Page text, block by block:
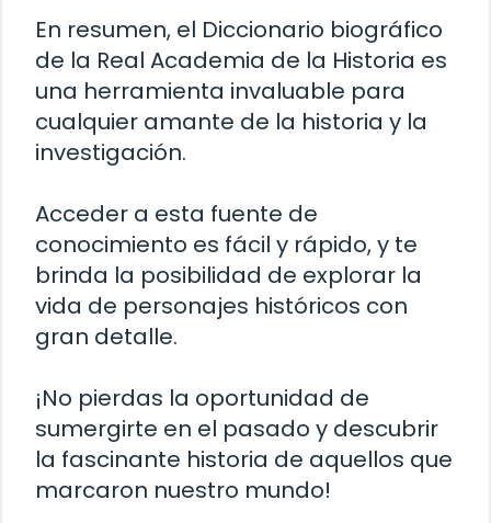
En resumen, el Diccionario biográfico
de la Real Academia de la Historia es
una herramienta invaluable para
cualquier amante de la historia y la
investigación.
Acceder a esta fuente de
conocimiento es fácil y rápido, y te
brinda la posibilidad de explorar la
vida de personajes históricos con
gran detalle.
¡No pierdas la oportunidad de
sumergirte en el pasado y descubrir
la fascinante historia de aquellos que
marcaron nuestro mundo!